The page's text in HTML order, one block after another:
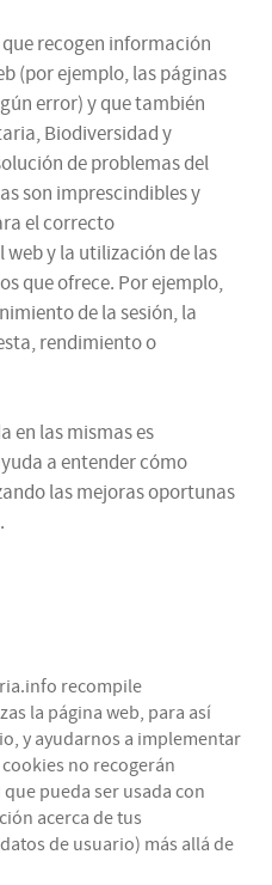
recogen información
(por ejemplo, las páginas
error) y que también
Biodiversidad y
de problemas del
son imprescindibles y
el correcto
y la utilización de las
que ofrece. Por ejemplo,
de la sesión, la
rendimiento o
en las mismas es
a entender cómo
las mejoras oportunas
recompile
la página web, para así
y ayudarnos a implementar
no recogerán
pueda ser usada con
acerca de tus
de usuario) más allá de